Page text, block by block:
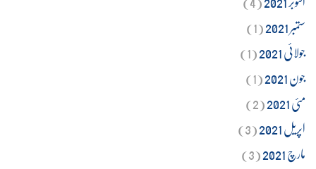
ستمبر 2021
(1)
جولائی 2021
(1)
جون 2021
(1)
مئی 2021
(2)
اپریل 2021
(3)
مارچ 2021
(3)